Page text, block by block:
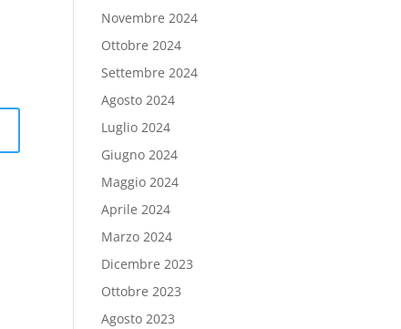
Novembre 2024
Ottobre 2024
Settembre 2024
Agosto 2024
Luglio 2024
Giugno 2024
Maggio 2024
Aprile 2024
Marzo 2024
Dicembre 2023
Ottobre 2023
Agosto 2023